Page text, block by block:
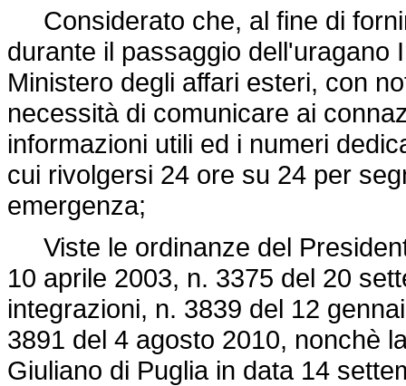
Considerato che, al fine di
durante il passaggio dell'uragano
Ministero degli affari esteri, con
necessità di comunicare ai
informazioni utili ed i numeri
cui rivolgersi 24 ore su 24 per
emergenza;
Viste le ordinanze del
10 aprile 2003, n. 3375 del 20
integrazioni, n. 3839 del 12
3891 del 4 agosto 2010, nonchè
Giuliano di Puglia in data 14